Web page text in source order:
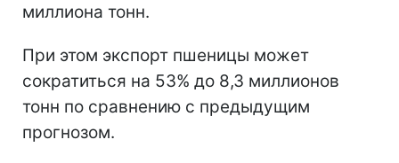
миллиона тонн.
При этом экспорт пшеницы может
сократиться на 53% до 8,3 миллионов
тонн по сравнению с предыдущим
прогнозом.